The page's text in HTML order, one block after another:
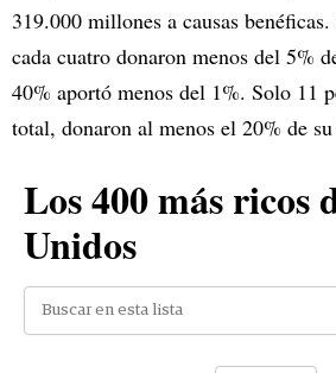
319.000 millones a causas
cada cuatro donaron menos del 5%
40% aportó menos del 1%. Solo 11
total, donaron al menos el 20% de
Los 400 más ricos
Unidos